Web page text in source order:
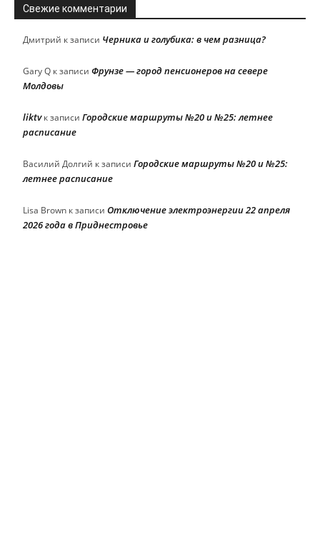
Свежие комментарии
Дмитрий к записи Черника и голубика: в чем разница?
Gary Q к записи Фрунзе — город пенсионеров на севере
Молдовы
liktvк записи Городские маршруты №20 и №25: летнее
расписание
Василий Долгий к записи Городские маршруты №20 и №25:
летнее расписание
Lisa Brown к записи Отключение электроэнергии 22 апреля
2026 года в Приднестровье